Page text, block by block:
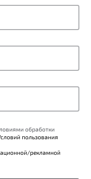
с программой
обработки
пользования
рекламной